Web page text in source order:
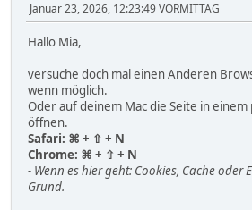
Januar 23, 2026, 12:23:49 VORMITTAG
Hallo Mia,
versuche doch mal einen Anderen
wenn möglich.
Oder auf deinem Mac die Seite in
öffnen.
Safari: ⌘ + ⇧ + N
Chrome: ⌘ + ⇧ + N
- Wenn es hier geht: Cookies, Cache oder
Grund.